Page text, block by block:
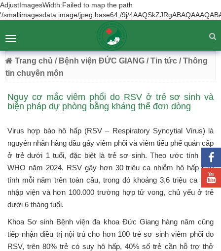
AdjustImagesWidth:Failed to map the path
'/smallimagesdata:image/jpeg;base64,/9j/
BỆNH VIỆN ĐA KHOA ĐỨC GIANG
Chuyên Sâu - Tận Tâm - Vươn Tầm
54 Trường Lâm, Việt Hưng, Hà Nội
Toggle
navigation
Trang chủ / Bệnh viện ĐỨC GIANG / Tin tức / Thông
tin chuyên môn
Nguy cơ mắc viêm phổi do RSV ở trẻ sơ sinh và
biện pháp dự phòng bằng kháng thể đơn dòng
Virus hợp bào hô hấp (RSV – Respiratory Syncytial Virus) là
nguyên nhân hàng đầu gây viêm phổi và viêm tiểu phế quản cấp
ở trẻ dưới 1 tuổi, đặc biệt là trẻ sơ sinh. Theo ước tính của
WHO năm 2024, RSV gây hơn 30 triệu ca nhiễm hô hấp cấp
tính mỗi năm trên toàn cầu, trong đó khoảng 3,6 triệu ca phải
nhập viện và hơn 100.000 trường hợp tử vong, chủ yếu ở trẻ
dưới 6 tháng tuổi.
Khoa Sơ sinh Bệnh viện đa khoa Đức Giang hàng năm cũng
tiếp nhận điều trị nội trú cho hơn 100 trẻ sơ sinh viêm phổi do
RSV, trên 80% trẻ có suy hô hấp, 40% số trẻ cần hỗ trợ thở